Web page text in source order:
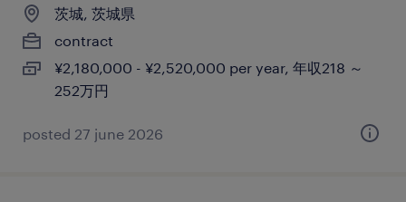
茨城, 茨城県
contract
¥2,180,000 - ¥2,520,000 per year, 年収218 ～
252万円
posted 27 june 2026